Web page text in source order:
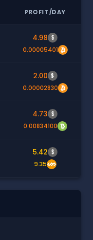
PROFIT/DAY
4.98 $
0.00005401
2.00 $
0.00002830
4.73 $
0.00834100
5.42 $
9.35